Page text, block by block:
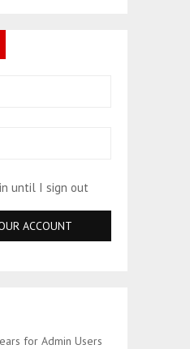
until I sign out
for Admin Users